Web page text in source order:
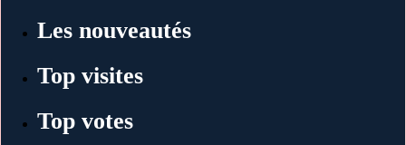
Les nouveautés
Top visites
Top votes